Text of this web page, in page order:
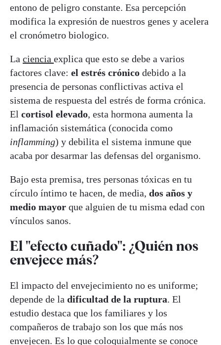
entono de peligro constante. Esa percepción
modifica la expresión de nuestros genes y acelera
el cronómetro biologico.
La ciencia explica que esto se debe a varios
factores clave: el estrés crónico debido a la
presencia de personas conflictivas activa el
sistema de respuesta del estrés de forma crónica.
El cortisol elevado, esta hormona aumenta la
inflamación sistemática (conocida como
inflamming) y debilita el sistema inmune que
acaba por desarmar las defensas del organismo.
Bajo esta premisa, tres personas tóxicas en tu
círculo íntimo te hacen, de media, dos años y
medio mayor que alguien de tu misma edad con
vínculos sanos.
El ''efecto cuñado'': ¿Quién nos
envejece más?
El impacto del envejecimiento no es uniforme;
depende de la dificultad de la ruptura. El
estudio destaca que los familiares y los
compañeros de trabajo son los que más nos
envejecen. Es lo que coloquialmente se conoce